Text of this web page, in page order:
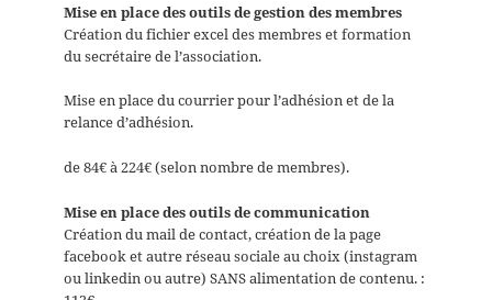
Mise en place des outils de gestion des membres
Création du fichier excel des membres et formation
du secrétaire de l’association.
Mise en place du courrier pour l’adhésion et de la
relance d’adhésion.
de 84€ à 224€ (selon nombre de membres).
Mise en place des outils de communication
Création du mail de contact, création de la page
facebook et autre réseau sociale au choix (instagram
ou linkedin ou autre) SANS alimentation de contenu. :